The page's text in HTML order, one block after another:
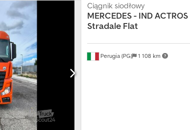
postojowe = Uwagi = TRANSPORT DO ANTWERPII: 590
opony podwójne; zawieszenie: pneumatyczne Masa własna:
bardzo dobry Dostępność: wkrótce Numer referencyjny: 10
Perugia (PG) 1 108 km
Ciągnik siodłowy
MERCEDES - IND
Stradale Flat